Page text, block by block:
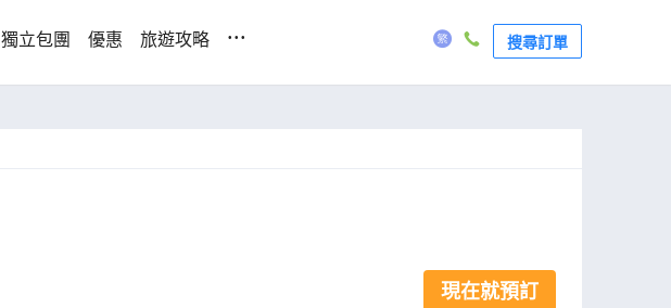
獨立包團 優惠 旅遊攻略 ... 搜尋訂單
現在就預訂